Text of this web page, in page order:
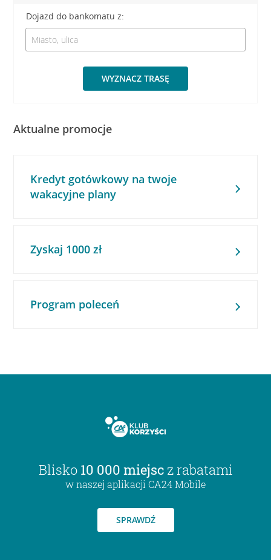
Dojazd do bankomatu z:
WYZNACZ TRASĘ
Aktualne promocje
Kredyt gotówkowy na twoje
wakacyjne plany
Zyskaj 1000 zł
Program poleceń
Blisko 10 000 miejsc z rabatami
w naszej aplikacji CA24 Mobile
SPRAWDŹ